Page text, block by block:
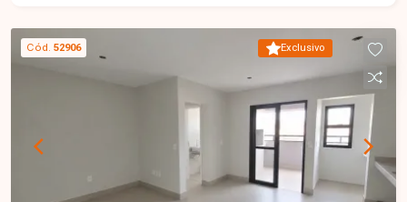
com armário e box, copa, cozinha planejada com
armários, coifa, fogão e forno, área de serviço,
amplo quintal, varanda frontal e 02 vagas de
garagem. Os ambientes são bem distribuídos e
oferecem funcionalidade e conforto para o dia a
quem busca uma casa espaçosa, bem localizada
e pronta para morar no bairro Jardim Holanda.
Exclusivo
Cód. 52906